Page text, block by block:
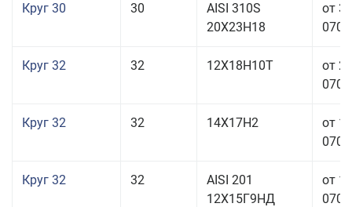
Круг 30 30
AISI 310S
20Х23Н18
от
Круг 32 32 12Х18Н10Т
от
Круг 32 32 14Х17Н2
от
Круг 32 32
AISI 201
12Х15Г9НД
от